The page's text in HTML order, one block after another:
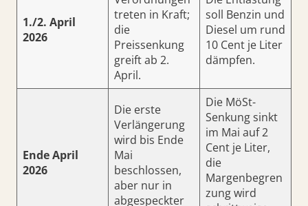
1./2. April
2026
treten in Kraft;
die
Preissenkung
greift ab 2.
April.
soll Benzin und
Diesel um rund
10 Cent je Liter
dämpfen.
Ende April
2026
Die erste
Verlängerung
wird bis Ende
Mai
beschlossen,
aber nur in
abgespeckter
Die MöSt-
Senkung sinkt
im Mai auf 2
Cent je Liter,
die
Margenbegren
zung wird